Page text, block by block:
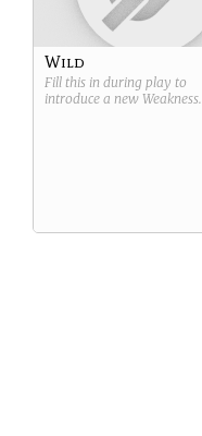
Wild
Fill this in during play to
introduce a new Weakness.